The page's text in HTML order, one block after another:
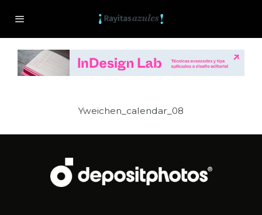
Yweichen_calendar_08